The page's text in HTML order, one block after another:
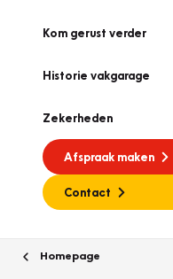
Kom gerust verder
Historie vakgarage
Zekerheden
Afspraak maken
Contact
Homepage